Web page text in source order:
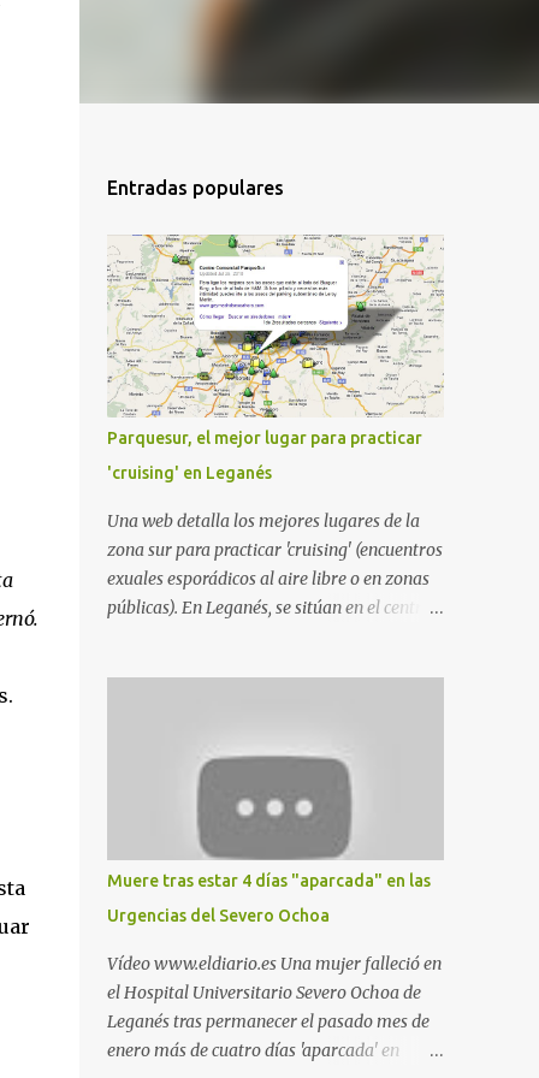
Entradas populares
Parquesur, el mejor lugar para practicar
'cruising' en Leganés
Una web detalla los mejores lugares de la
zona sur para practicar 'cruising' (encuentros
exuales esporádicos al aire libre o en zonas
públicas). En Leganés, se sitúan en el centro
indica esta información recopilada por los
propios practicantes. 'Ante la crisis, disfrute' ,
señalan. "Cruising: Parquesur: para ligar
baños junto a Burger King o H&M. Y si has
pillado pareja ocacional, parking
subterráneo de Leroy Merlin. Otro espacio
para el 'cruising' es enfrente al tanatorio
(junto al estadio municipal de Butarque) y
caminos entre el estadio y Plaza Nueva. Otro
lugar: Escombrera de Polvoranca, entre
Leganés y Móstoles También en el parque de
Muere tras estar 4 días "aparcada" en las
Urgencias del Severo Ochoa
Vídeo www.eldiario.es Una mujer falleció en
el Hospital Universitario Severo Ochoa de
Leganés tras permanecer el pasado mes de
enero más de cuatro días 'aparcada' en